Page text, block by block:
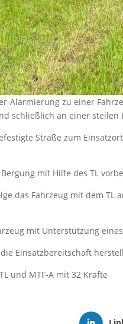
Alarmierung zu einer
schließlich an einer
Straße zum
mit Hilfe des TL
das Fahrzeug mit dem TL
mit Unterstützung
Einsatzbereitschaft
und MTF-A mit 32 Kräfte